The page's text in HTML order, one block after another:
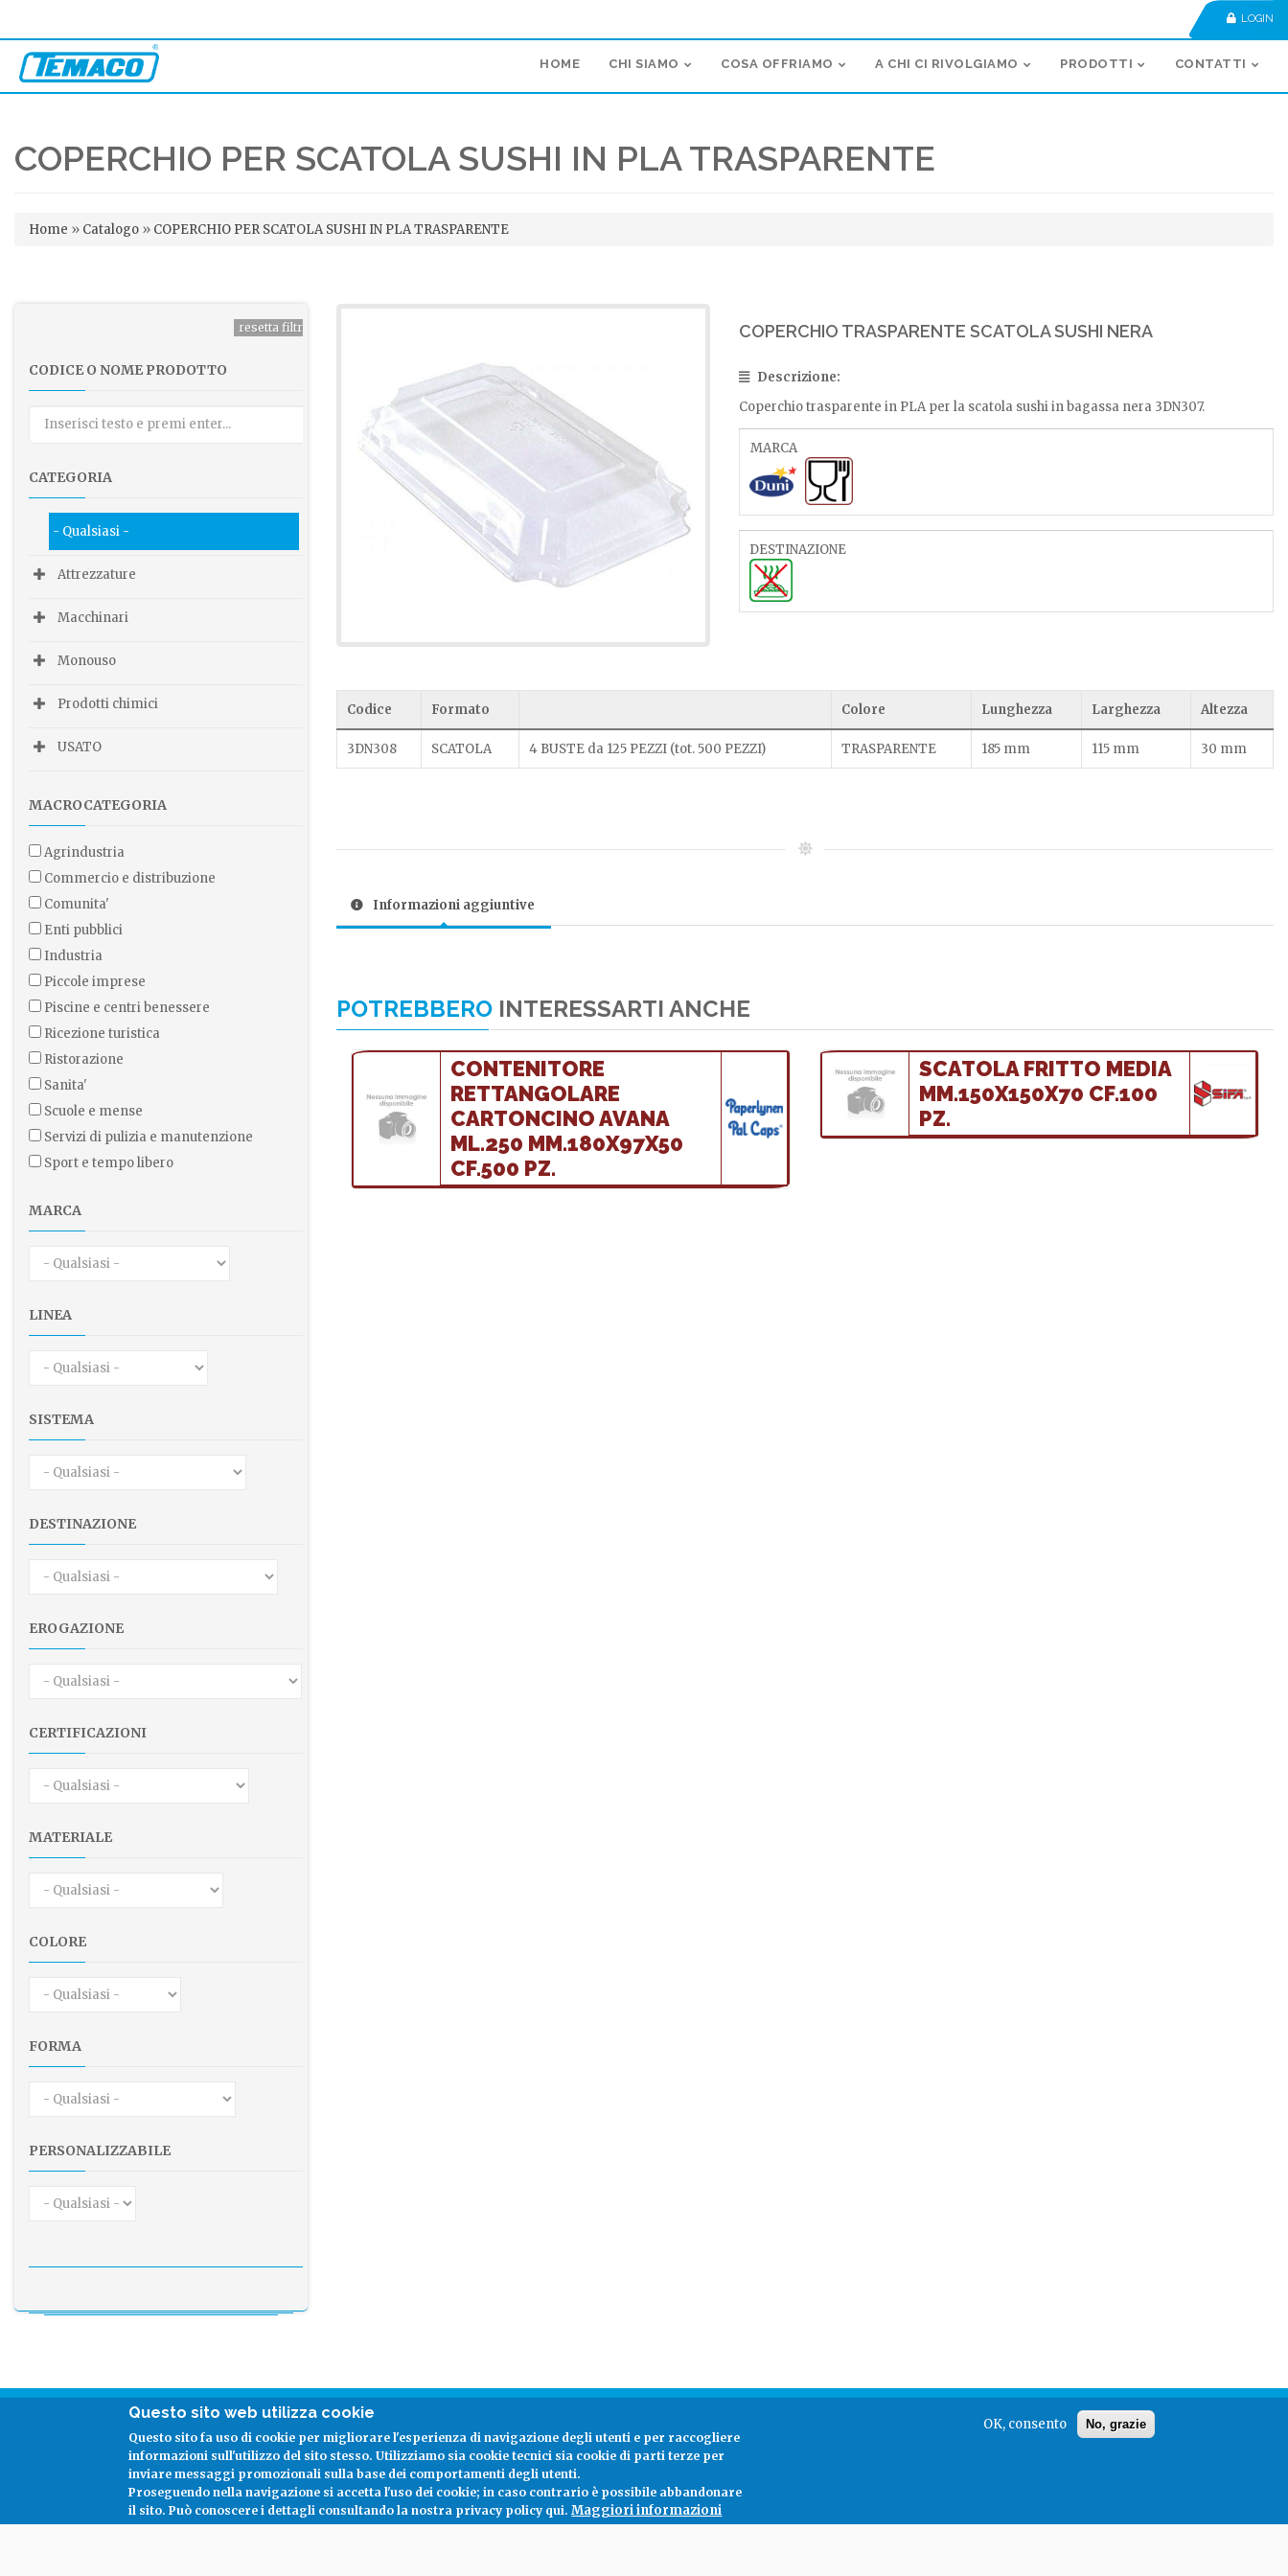
LOGIN
HOME CHI SIAMO COSA OFFRIAMO A CHI CI RIVOLGIAMO PRODOTTI CONTATTI
COPERCHIO PER SCATOLA SUSHI IN PLA TRASPARENTE
Tu sei qui
Home » Catalogo » COPERCHIO PER SCATOLA SUSHI IN PLA TRASPARENTE
CODICE O NOME PRODOTTO
CATEGORIA
- Qualsiasi -
Attrezzature
Macchinari
Monouso
Prodotti chimici
USATO
MACROCATEGORIA
agrindustria
commercio e distribuzione
comunita'
enti pubblici
industria
piccole imprese
piscine e centri benessere
ricezione turistica
ristorazione
sanita'
scuole e mense
servizi di pulizia e manutenzione
sport e tempo libero
MARCA
LINEA
SISTEMA
DESTINAZIONE
EROGAZIONE
CERTIFICAZIONI
MATERIALE
COLORE
FORMA
PERSONALIZZABILE
COPERCHIO TRASPARENTE SCATOLA SUSHI NERA
Descrizione:
Coperchio trasparente in PLA per la scatola sushi in bagassa nera 3DN307.
MARCA
DESTINAZIONE
Codice Formato Colore Lunghezza Larghezza Altezza
3DN308 SCATOLA 4 BUSTE da 125 PEZZI (tot. 500 PEZZI) TRASPARENTE 185 mm 115 mm 30 mm
Informazioni aggiuntive
POTREBBERO INTERESSARTI ANCHE
CONTENITORE
RETTANGOLARE
CARTONCINO AVANA
ML.250 MM.180X97X50
CF.500 PZ.
SCATOLA FRITTO MEDIA
MM.150X150X70 CF.100
PZ.
Questo sito web utilizza cookie
Questo sito fa uso di cookie per migliorare l'esperienza di navigazione degli utenti e per raccogliere
informazioni sull'utilizzo del sito stesso. Utilizziamo sia cookie tecnici sia cookie di parti terze per
inviare messaggi promozionali sulla base dei comportamenti degli utenti.
Proseguendo nella navigazione si accetta l'uso dei cookie; in caso contrario è possibile abbandonare
il sito. Può conoscere i dettagli consultando la nostra privacy policy qui. Maggiori informazioni
OK, consento No, grazie